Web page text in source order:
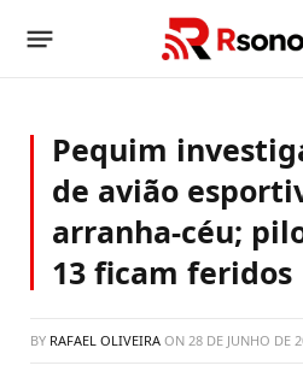
Pequim
de avião
arranha-céu;
13 ficam feridos
BY RAFAEL OLIVEIRA ON 28 DE JUNHO DE